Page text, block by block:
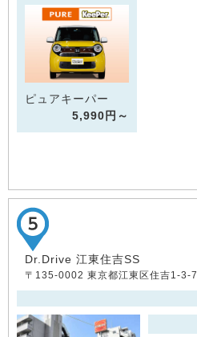
ピュアキーパー
5,990円～
Dr.Drive 江東住吉SS
〒135-0002 東京都江東区住吉1-3-7